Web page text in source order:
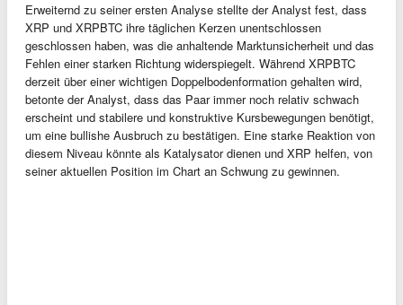
Erweiternd zu seiner ersten Analyse stellte der Analyst fest, dass
XRP und XRPBTC ihre täglichen Kerzen unentschlossen
geschlossen haben, was die anhaltende Marktunsicherheit und das
Fehlen einer starken Richtung widerspiegelt. Während XRPBTC
derzeit über einer wichtigen Doppelbodenformation gehalten wird,
betonte der Analyst, dass das Paar immer noch relativ schwach
erscheint und stabilere und konstruktive Kursbewegungen benötigt,
um eine bullishe Ausbruch zu bestätigen. Eine starke Reaktion von
diesem Niveau könnte als Katalysator dienen und XRP helfen, von
seiner aktuellen Position im Chart an Schwung zu gewinnen.